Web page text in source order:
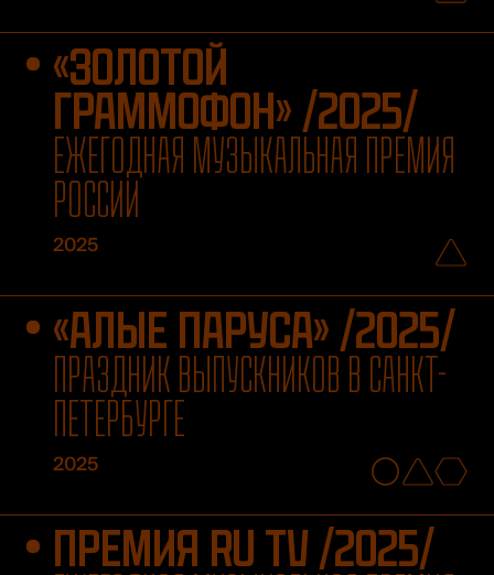
«ЗОЛОТОЙ
ГРАММОФОН» /2025/
ЕЖЕГОДНАЯ МУЗЫКАЛЬНАЯ ПРЕМИЯ
РОССИИ
2025
«АЛЫЕ ПАРУСА» /2025/
ПРАЗДНИК ВЫПУСКНИКОВ В САНКТ-
ПЕТЕРБУРГЕ
2025
ПРЕМИЯ RU TV /2025/